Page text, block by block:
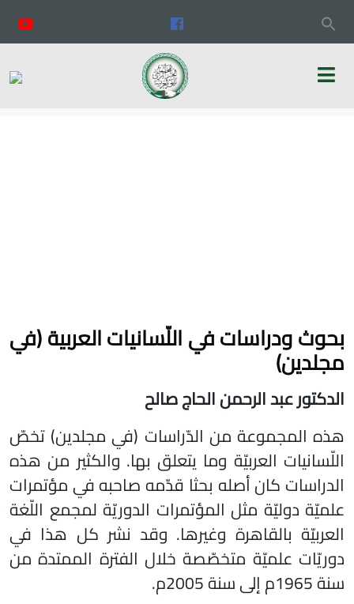
بحوث ودراسات في اللّسانيات العربية (في
مجلدين)
الدكتور عبد الرحمن الحاج صالح
هذه المجموعة من الدّراسات (في مجلدين) تخصّ
اللّسانيات العربيّة وما يتعلق بها. والكثير من هذه
الدراسات كان أصله بحثا قدّمه صاحبه في مؤتمرات
علميّة دوليّة مثل المؤتمرات الدوريّة لمجمع اللّغة
العربيّة بالقاهرة وغيرها. وقد نشر كل هذا في
دوريّات علميّة متخصّصة خلال الفترة الممتدة من
سنة 1965م إلى سنة 2005م.